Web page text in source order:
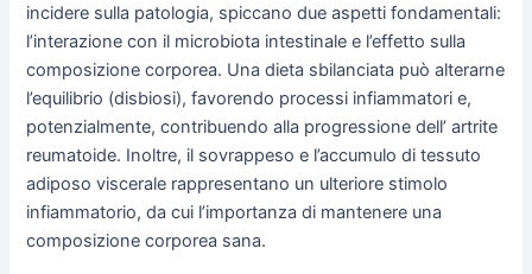
incidere sulla patologia, spiccano due aspetti fondamentali:
l’interazione con il microbiota intestinale e l’effetto sulla
composizione corporea. Una dieta sbilanciata può alterarne
l’equilibrio (disbiosi), favorendo processi infiammatori e,
potenzialmente, contribuendo alla progressione dell’ artrite
reumatoide. Inoltre, il sovrappeso e l’accumulo di tessuto
adiposo viscerale rappresentano un ulteriore stimolo
infiammatorio, da cui l’importanza di mantenere una
composizione corporea sana.